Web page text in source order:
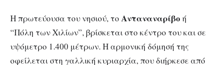
Η πρωτεύουσα του νησιού, το Ανταναναρίβο ή
“Πόλη των Χιλίων”, βρίσκεται στο κέντρο του και σε
υψόμετρο 1.400 μέτρων. Η αρμονική δόμησή της
οφείλεται στη γαλλική κυριαρχία, που διήρκεσε από